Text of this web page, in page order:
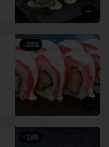
-28%
-19%